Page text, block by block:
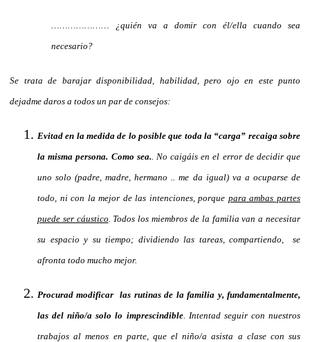
………………… ¿quién va a domir con él/ella cuando sea
necesario?
Se trata de barajar disponibilidad, habilidad, pero ojo en este punto
dejadme daros a todos un par de consejos:
Evitad en la medida de lo posible que toda la “carga” recaiga sobre
la misma persona. Como sea. . No caigáis en el error de decidir que
uno solo (padre, madre, hermano .. me da igual) va a ocuparse de
todo, ni con la mejor de las intenciones, porque para ambas partes
puede ser cáustico . Todos los miembros de la familia van a necesitar
su espacio y su tiempo; dividiendo las tareas, compartiendo, se
afronta todo mucho mejor.
Procurad modificar las rutinas de la familia y, fundamentalmente,
las del niño/a solo lo imprescindible. Intentad seguir con nuestros
trabajos al menos en parte, que el niño/a asista a clase con sus